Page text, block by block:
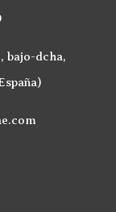
bajo-dcha,